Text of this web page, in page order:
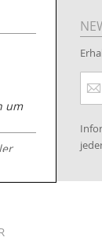
um
zum